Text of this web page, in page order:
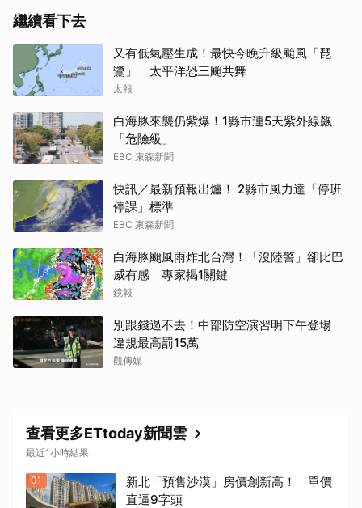
繼續看下去
又有低氣壓生成！最快今晚升級颱風「琵
鷺」 太平洋恐三颱共舞
太報
白海豚來襲仍紫爆！1縣市連5天紫外線飆
「危險級」
EBC 東森新聞
快訊／最新預報出爐！ 2縣市風力達「停班
停課」標準
EBC 東森新聞
白海豚颱風雨炸北台灣！「沒陸警」卻比巴
威有感 專家揭1關鍵
鏡報
別跟錢過不去！中部防空演習明下午登場
違規最高罰15萬
觀傳媒
查看更多ETtoday新聞雲
最近1小時結果
01
新北「預售沙漠」房價創新高！ 單價
直逼9字頭